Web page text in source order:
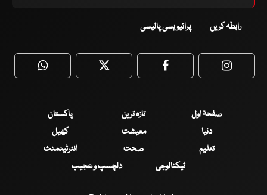
رابطہ کریں پرائیویسی پالیسی
WhatsApp Twitter Facebook
صفحۂ اول تازہ ترین
پاکستان
دنیا
معیشت
کھیل
تعلیم
صحت
انٹرٹینمنٹ
ٹیکنالوجی
دلچسپ و عجیب